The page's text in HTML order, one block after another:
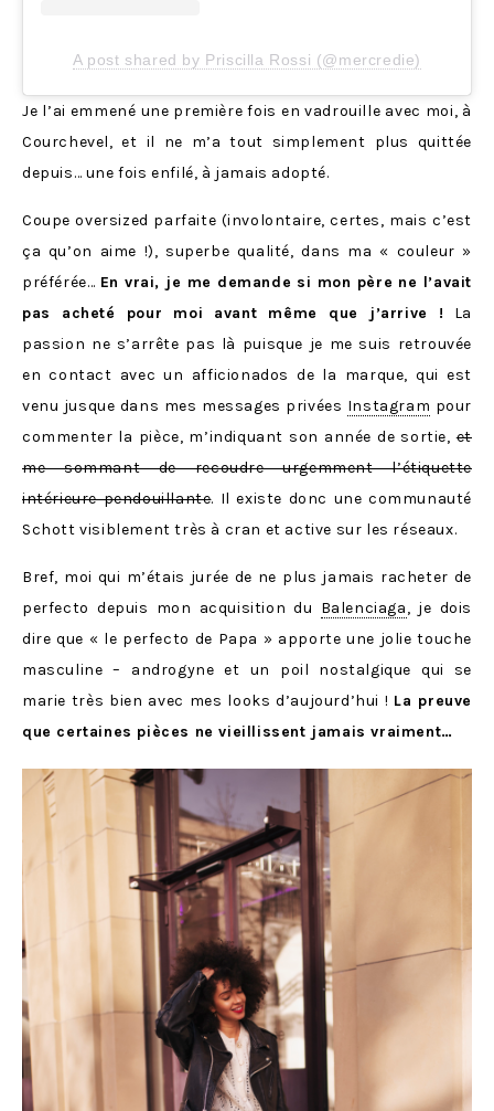
A post shared by Priscilla Rossi (@mercredie)
Je l’ai emmené une première fois en vadrouille avec moi, à
Courchevel, et il ne m’a tout simplement plus quittée
depuis… une fois enfilé, à jamais adopté.
Coupe oversized parfaite (involontaire, certes, mais c’est
ça qu’on aime !), superbe qualité, dans ma « couleur »
préférée… En vrai, je me demande si mon père ne l’avait
pas acheté pour moi avant même que j’arrive ! La
passion ne s’arrête pas là puisque je me suis retrouvée
en contact avec un afficionados de la marque, qui est
venu jusque dans mes messages privées Instagram pour
commenter la pièce, m’indiquant son année de sortie,et
me sommant de recoudre urgemment l’étiquette
intérieure pendouillante. Il existe donc une communauté
Schott visiblement très à cran et active sur les réseaux.
Bref, moi qui m’étais jurée de ne plus jamais racheter de
perfecto depuis mon acquisition du Balenciaga, je dois
dire que « le perfecto de Papa » apporte une jolie touche
masculine – androgyne et un poil nostalgique qui se
marie très bien avec mes looks d’aujourd’hui ! La preuve
que certaines pièces ne vieillissent jamais vraiment…